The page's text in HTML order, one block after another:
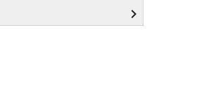
navigate_next